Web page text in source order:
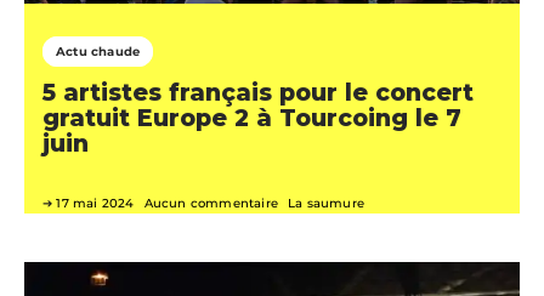
Actu chaude
5 artistes français pour le concert
gratuit Europe 2 à Tourcoing le 7
juin
17 mai 2024 Aucun commentaire La saumure